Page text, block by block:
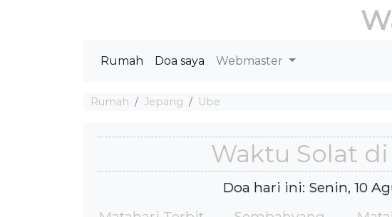
Rumah Doa saya Webmaster
Rumah Jepang Ube
Waktu Solat
Doa hari ini: Senin, 10